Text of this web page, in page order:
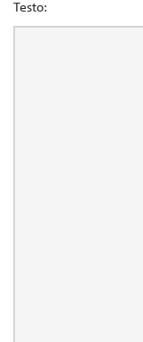
Testo: